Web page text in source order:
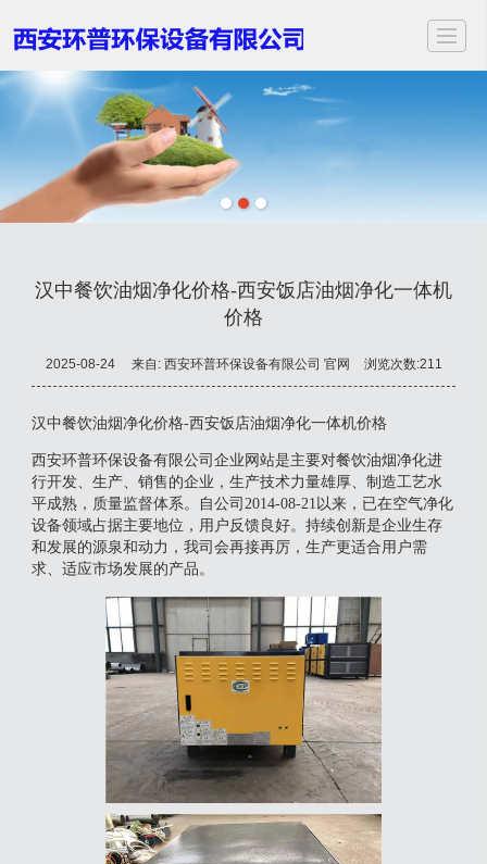
首页 关于我们服务项目 应用领域案例展示
汉中餐饮油烟净化价格-西安饭店油烟净化一体机
价格
2025-08-24 来自: 西安环普环保设备有限公司 官网 浏览次数:211
汉中餐饮油烟净化价格-西安饭店油烟净化一体机价格
西安环普环保设备有限公司企业网站是主要对餐饮油烟净化进
行开发、生产、销售的企业，生产技术力量雄厚、制造工艺水
平成熟，质量监督体系。自公司2014-08-21以来，已在空气净化
设备领域占据主要地位，用户反馈良好。持续创新是企业生存
和发展的源泉和动力，我司会再接再厉，生产更适合用户需
求、适应市场发展的产品。